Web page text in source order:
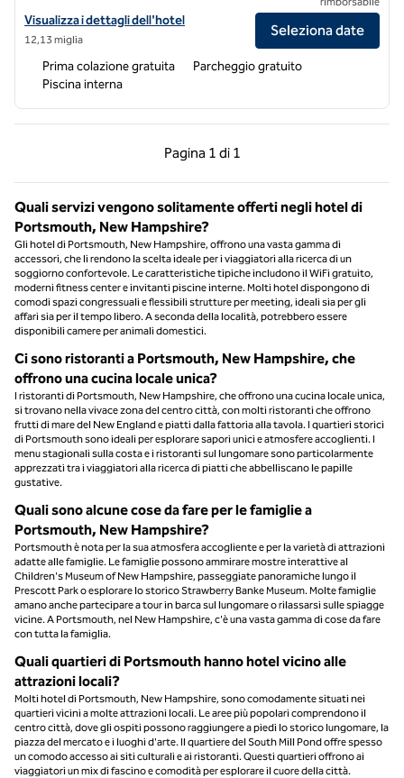
Visualizza i dettagli dell'hotel Hampton Inn Dover
Visualizza i dettagli dell'hotel
12,13 miglia
Seleziona date
Prima colazione gratuita
Parcheggio gratuito
Piscina interna
Pagina 1 di 1
Pagina precedente, 1 di 1
Pagina 1 di 1
Quali servizi vengono solitamente offerti negli hotel di
Portsmouth, New Hampshire?
Gli hotel di Portsmouth, New Hampshire, offrono una vasta gamma di
accessori, che li rendono la scelta ideale per i viaggiatori alla ricerca di un
soggiorno confortevole. Le caratteristiche tipiche includono il WiFi gratuito,
moderni fitness center e invitanti piscine interne. Molti hotel dispongono di
comodi spazi congressuali e flessibili strutture per meeting, ideali sia per gli
affari sia per il tempo libero. A seconda della località, potrebbero essere
disponibili camere per animali domestici.
Ci sono ristoranti a Portsmouth, New Hampshire, che
offrono una cucina locale unica?
I ristoranti di Portsmouth, New Hampshire, che offrono una cucina locale unica,
si trovano nella vivace zona del centro città, con molti ristoranti che offrono
frutti di mare del New England e piatti dalla fattoria alla tavola. I quartieri storici
di Portsmouth sono ideali per esplorare sapori unici e atmosfere accoglienti. I
menu stagionali sulla costa e i ristoranti sul lungomare sono particolarmente
apprezzati tra i viaggiatori alla ricerca di piatti che abbelliscano le papille
gustative.
Quali sono alcune cose da fare per le famiglie a
Portsmouth, New Hampshire?
Portsmouth è nota per la sua atmosfera accogliente e per la varietà di attrazioni
adatte alle famiglie. Le famiglie possono ammirare mostre interattive al
Children's Museum of New Hampshire, passeggiate panoramiche lungo il
Prescott Park o esplorare lo storico Strawberry Banke Museum. Molte famiglie
amano anche partecipare a tour in barca sul lungomare o rilassarsi sulle spiagge
vicine. A Portsmouth, nel New Hampshire, c'è una vasta gamma di cose da fare
con tutta la famiglia.
Quali quartieri di Portsmouth hanno hotel vicino alle
attrazioni locali?
Molti hotel di Portsmouth, New Hampshire, sono comodamente situati nei
quartieri vicini a molte attrazioni locali. Le aree più popolari comprendono il
centro città, dove gli ospiti possono raggiungere a piedi lo storico lungomare, la
piazza del mercato e i luoghi d'arte. Il quartiere del South Mill Pond offre spesso
un comodo accesso ai siti culturali e ai ristoranti. Questi quartieri offrono ai
viaggiatori un mix di fascino e comodità per esplorare il cuore della città.